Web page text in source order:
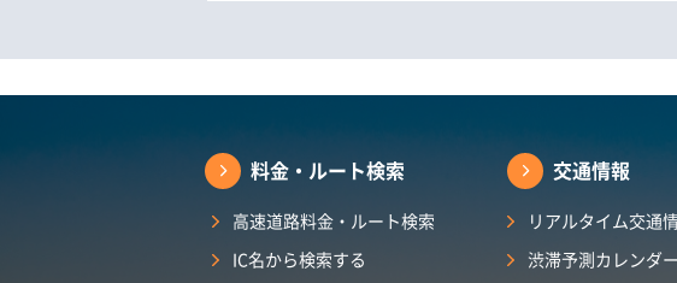
料金・ルート検索
高速道路料金・ルート検索
IC名から検索する
交通情報
リアルタイム交通
渋滞予測カレンダー​